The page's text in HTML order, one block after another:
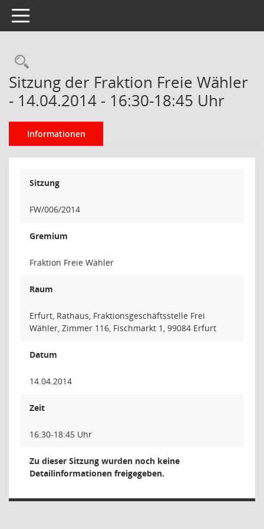
Toggle navigation
Rechercheauswahl
Sitzung der Fraktion Freie Wähler
- 14.04.2014 - 16:30-18:45 Uhr
Informationen
Sitzung
FW/006/2014
Gremium
Fraktion Freie Wähler
Raum
Erfurt, Rathaus, Fraktionsgeschäftsstelle Frei
Wähler, Zimmer 116, Fischmarkt 1, 99084 Erfurt
Datum
14.04.2014
Zeit
16:30-18:45 Uhr
Zu dieser Sitzung wurden noch keine
Detailinformationen freigegeben.